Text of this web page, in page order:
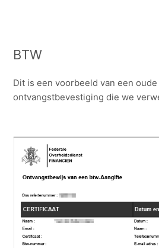
BTW
Dit is een voorbeeld van een
ontvangstbevestiging die we